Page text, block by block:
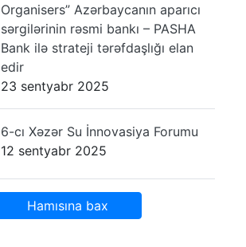
Organisers” Azərbaycanın aparıcı
sərgilərinin rəsmi bankı – PASHA
Bank ilə strateji tərəfdaşlığı elan
edir
23 sentyabr 2025
6-cı Xəzər Su İnnovasiya Forumu
12 sentyabr 2025
Hamısına bax